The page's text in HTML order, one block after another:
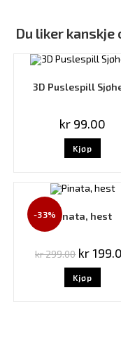
Du liker
3D Puslespill
kr 99.00
Kjøp
-33%Pinata, hest
kr299.00 kr
Kjøp